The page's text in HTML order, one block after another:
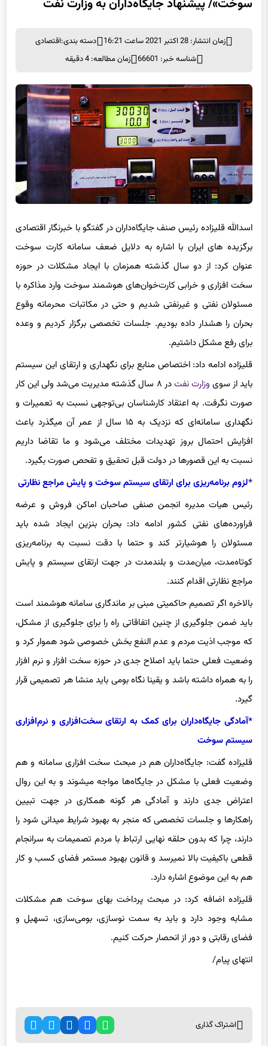
سوخت»/ پیشنهاد جایگاه‌داران به وزارت نفت
زمان انتشار: 28 اکتبر 2021 ساعت 16:21 دسته بندی:اقتصادی
شناسه خبر: 66601
زمان مطالعه: 4 دقیقه
اسداللهقلیزاده رئیس صنفجایگاه‌داراندر گفتگو با خبرنگار اقتصادی
برگزیده های ایران با اشاره به دلایل ضعف سامانه کارت سوخت
عنوان کرد: از دو سال گذشته همزمان با ایجاد مشکلات در حوزه
سخت افزاری و خرابیکارت‌خوان‌های هوشمند سوخت وارد مذاکره با
مسئولان نفتی و غیرنفتی شدیم و حتی در مکاتبات محرمانه وقوع
بحران را هشدار داده بودیم. جلسات تخصصی برگزار کردیم و وعده
برای رفع مشکل داشتیم.
قلیزاده ادامه داد: اختصاص منابع برای نگهداری و ارتقای این سیستم
باید از سوی وزارت نفت
در ۸ سال گذشته مدیریت می‌شد ولی این کار
صورت نگرفت. به اعتقاد کارشناسان بی‌توجهی نسبت به تعمیرات و
نگهداری سامانه‌ای که نزدیک به ۱۵ سال از عمر آن میگذرد باعث
افزایش احتمال بروز تهدیدات مختلف می‌شود و ما تقاضا داریم
نسبت به این قصورها در دولت قبل تحقیق و تفحص صورت بگیرد.
*لزوم برنامه‌ریزی برای ارتقای سیستم سوخت و پایش مراجع نظارتی
رئیس هیاتمدیره انجمن صنفی صاحبان اماکن فروش و عرضه
فراورده‌های نفتی کشور ادامه داد: بحران بنزین ایجاد شده باید
مسئولان را هوشیارتر کند و حتما با دقت نسبت به برنامه‌ریزی
کوتاه‌مدت، میان‌مدت و بلندمدت در جهت ارتقای سیستم و پایش
مراجع نظارتی اقدام کنند.
بالاخره اگر تصمیم حاکمیتی مبنی بر ماندگاری سامانه هوشمند است
باید ضمن جلوگیری از چنین اتفاقاتی راه را برای جلوگیری از مشکل،
که موجب اذیت مردم و عدمالنفعبخش خصوصی شود هموار کرد و
وضعیت فعلی حتما باید اصلاح جدی در حوزه سخت افزار و نرم افزار
را به همراه داشته باشد و یقینا نگاه بومی باید منشا هر تصمیمی قرار
گیرد.
*آمادگی جایگاه‌داران برای کمک به ارتقای سخت‌افزاری و نر‌م‌افزاری
سیستم سوخت
قلیزاده گفت: جایگاه‌دارانهم در مبحث سخت افزاری سامانه و هم
وضعیت فعلی با مشکل در جایگاه‌ها مواجه میشوند و به این روال
اعتراض جدی دارند و آمادگی هر گونه همکاری در جهت تبیین
راهکارها و جلسات تخصصی که منجر به بهبود شرایط میدانی شود را
دارند، چرا که بدون حلقه نهایی ارتباط با مردم تصمیمات به سرانجام
قطعی باکیفیت بالا نمیرسد و قانون بهبود مستمر فضای کسب و کار
هم به این موضوع اشاره دارد.
قلیزاده اضافه کرد: در مبحث پرداختبهای سوخت هم مشکلات
مشابه وجود دارد و باید به سمت نوسازی، بومی‌سازی، تسهیل و
فضای رقابتی و دور از انحصار حرکت کنیم.
انتهایپیام/
اشتراک گذاری